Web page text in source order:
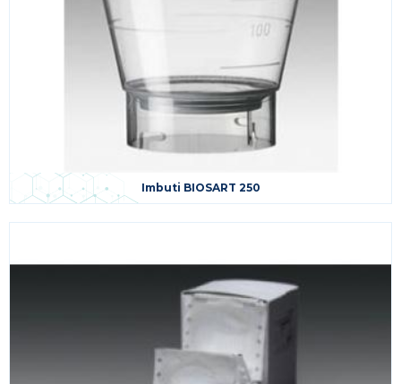
Imbuti BIOSART 250